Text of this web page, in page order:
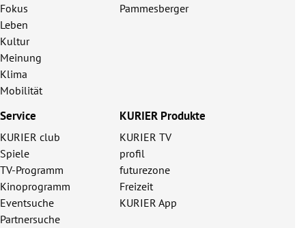
Fokus
Leben
Kultur
Meinung
Klima
Mobilität
Pammesberger
Service
KURIER club
Spiele
TV-Programm
Kinoprogramm
Eventsuche
Partnersuche
KURIER Produkte
KURIER TV
profil
futurezone
Freizeit
KURIER App